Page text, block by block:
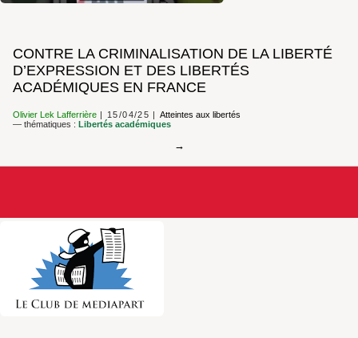
CONTRE LA CRIMINALISATION DE LA LIBERTÉ
D’EXPRESSION ET DES LIBERTÉS
ACADÉMIQUES EN FRANCE
Olivier Lek Lafferrière 15/04/25
Atteintes aux libertés
— thématiques : Libertés académiques